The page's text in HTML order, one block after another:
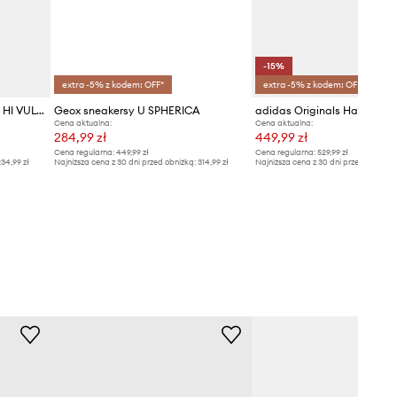
Tommy Hilfiger sneakersy TH HI VULC CORE LOW LTH II ESS
zł
extra -5% z kodem: OFF*
Geox sneakersy U SPHERICA
Cena aktualna:
284,99 zł
Cena regularna:449,99 zł
Najniższa cena z 30 dni przed obniżką:314,99 zł
-15%
extra -5% z kodem: OFF*
Cena aktualna:
449,99 zł
Cena regularna: 529,99 zł
Najniższa cena z 30 dni przed obniżką: